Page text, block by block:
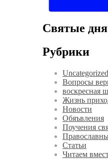
Святые дня
Рубрики
Uncategorized
Вопросы
воскресная
Жизнь
Новости
Обяъвления
Поучения
Статьи
Читаем